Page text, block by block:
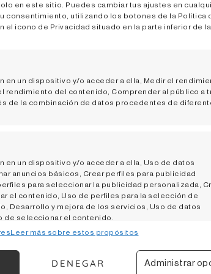
en este sitio. Puedes cambiar tus ajustes en
consentimiento, utilizando los botones de la Política
el icono de Privacidad situado en la parte inferior de la
en un dispositivo y/o acceder a ella, Medir el
rendimiento del contenido, Comprender al público a
de la combinación de datos procedentes de
en un dispositivo y/o acceder a ella, Uso de datos
anuncios básicos, Crear perfiles para publicidad
para seleccionar la publicidad personalizada,
el contenido, Uso de perfiles para la selección de
Desarrollo y mejora de los servicios, Uso de datos
de seleccionar el contenido.
datos procedentes de otras fuentes de
Leer más sobre estos propósitos
DENEGAR Administrar
Valdés
te podría